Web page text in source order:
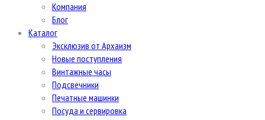
Компания
Блог
Каталог
Эксклюзив от Архаизм
Новые поступления
Винтажные часы
Подсвечники
Печатные машинки
Посуда и сервировка